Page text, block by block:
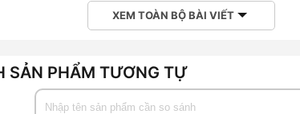
tiết kiệm điện: khả năng tiết kiệm điện năng Twin
bảo quản thực phẩm: Ngăn Magic Room chuyển
XEM TOÀN BỘ BÀI VIẾT
SẢN PHẨM TƯƠNG TỰ